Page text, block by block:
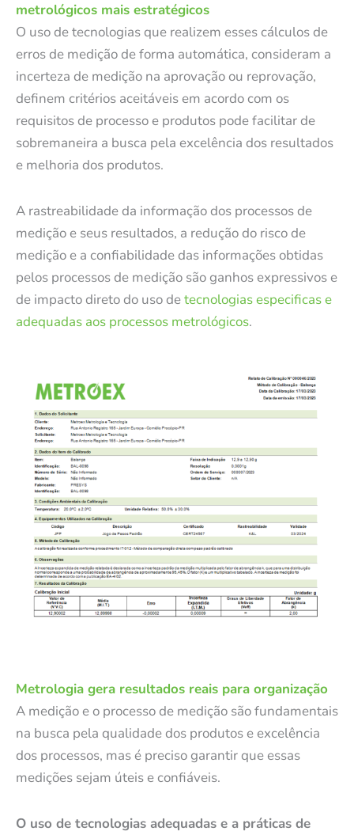
metrológicos mais estratégicos
O uso de tecnologias que realizem esses cálculos de
erros de medição de forma automática, consideram a
incerteza de medição na aprovação ou reprovação,
definem critérios aceitáveis em acordo com os
requisitos de processo e produtos pode facilitar de
sobremaneira a busca pela excelência dos resultados
e melhoria dos produtos.
A rastreabilidade da informação dos processos de
medição e seus resultados, a redução do risco de
medição e a confiabilidade das informações obtidas
pelos processos de medição são ganhos expressivos e
de impacto direto do uso detecnologias especificas e
adequadas aos processos metrológicos.
Metrologia gera resultados reais para organização
A medição e o processo de medição são fundamentais
na busca pela qualidade dos produtos e excelência
dos processos, mas é preciso garantir que essas
medições sejam úteis e confiáveis.
O uso de tecnologias adequadas e a práticas de